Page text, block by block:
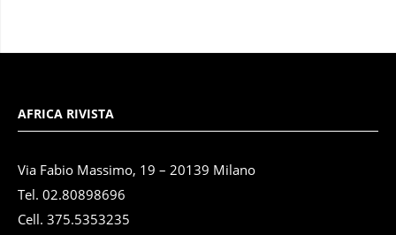
AFRICA RIVISTA
Via Fabio Massimo, 19 – 20139 Milano
Tel. 02.80898696
Cell. 375.5353235